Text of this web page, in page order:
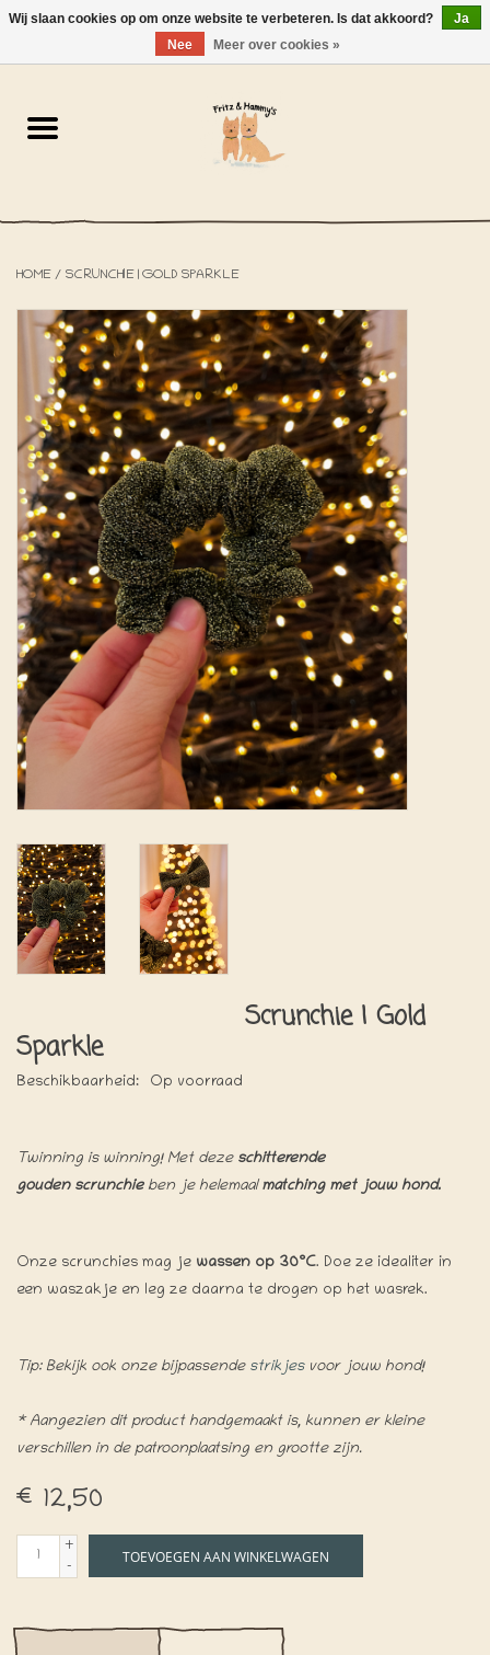
NL-EN 0 Artikelen - €0,00
De Winkel
Het Strandhuisje
De Blog
Over ons
HOME / SCRUNCHIE | GOLD SPARKLE
Scrunchie | Gold
Sparkle
Beschikbaarheid: Op voorraad
Twinning is winning! Met deze schitterende
gouden scrunchieben je helemaal matching met jouw hond.
Onze scrunchies mag je wassen op 30°C. Doe ze idealiter in
een waszakje en leg ze daarna te drogen op het wasrek.
Tip: Bekijk ook onze bijpassende strikjesvoor jouw hond!
* Aangezien dit product handgemaakt is, kunnen er kleine
verschillen in de patroonplaatsing en grootte zijn.
€12,50
+
-
TOEVOEGEN AAN WINKELWAGEN
Wij slaan cookies op om onze website te verbeteren. Is dat akkoord?
Ja
Nee
Meer over cookies »